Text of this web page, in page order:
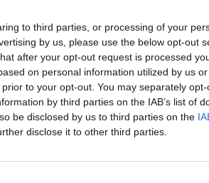
to third parties, or processing of your
by us, please use the below opt-out
after your opt-out request is processed
on personal information utilized by us
to your opt-out. You may separately
by third parties on the IAB’s list of
be disclosed by us to third parties on the
disclose it to other third parties.
1 2 3 4 5